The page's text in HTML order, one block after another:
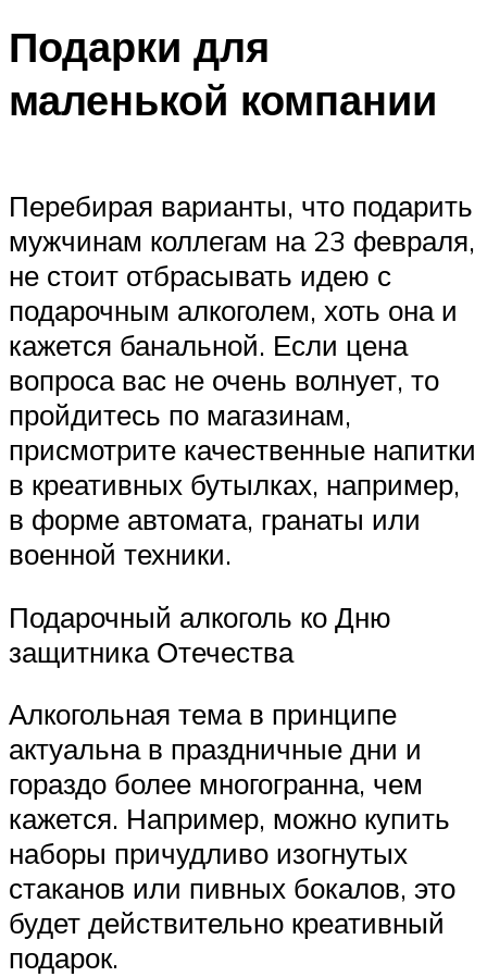
Подарки для
маленькой компании
Перебирая варианты, что подарить
мужчинам коллегам на 23 февраля,
не стоит отбрасывать идею с
подарочным алкоголем, хоть она и
кажется банальной. Если цена
вопроса вас не очень волнует, то
пройдитесь по магазинам,
присмотрите качественные напитки
в креативных бутылках, например,
в форме автомата, гранаты или
военной техники.
Подарочный алкоголь ко Дню
защитника Отечества
Алкогольная тема в принципе
актуальна в праздничные дни и
гораздо более многогранна, чем
кажется. Например, можно купить
наборы причудливо изогнутых
стаканов или пивных бокалов, это
будет действительно креативный
подарок.